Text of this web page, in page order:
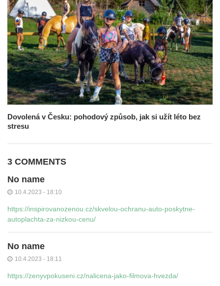
Dovolená v Česku: pohodový způsob, jak si užít léto bez
stresu
3 COMMENTS
No name
10.4.2023 - 18:10
https://inspirovanozenou.cz/skvelou-ochranu-auto-poskytne-
autoplachta-za-nizkou-cenu/
No name
10.4.2023 - 18:11
https://zenyvpokuseni.cz/nalicena-jako-filmova-hvezda/